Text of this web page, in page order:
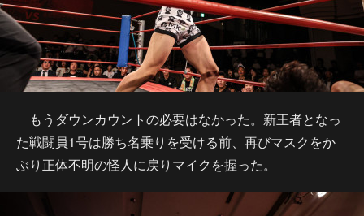
もうダウンカウントの必要はなかった。新王者となっ
た戦闘員1号は勝ち名乗りを受ける前、再びマスクをか
ぶり正体不明の怪人に戻りマイクを握った。